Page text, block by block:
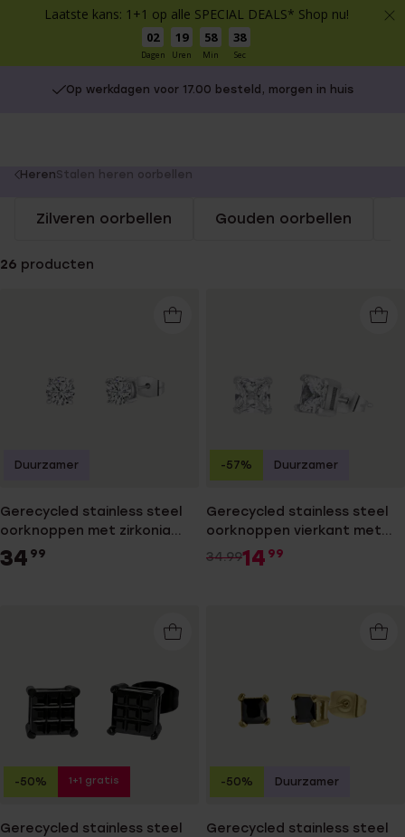
Laatste kans: 1+1 op alle SPECIAL DEALS* Shop nu!
02
Dagen
19
Uren
58
Min
37
Sec
Op werkdagen voor 17.00 besteld, morgen in huis
You
here:
HerenStalen heren oorbellen
Zilveren oorbellen Gouden oorbellen
26 producten
Gerecycled stainless steel
oorknoppen met zirkonia
voor heren
34 99
Duurzamer
Gerecycled stainless steel
oorknoppen vierkant met
zirkonia 6mm voor heren
34.9914 99
-57% Duurzamer
Gerecycled stainless steel
-50% 1+1 gratis
Gerecycled stainless steel
-50% Duurzamer